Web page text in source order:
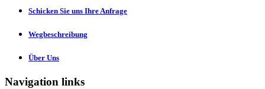
Schicken Sie uns Ihre Anfrage
Wegbeschreibung
Über Uns
Navigation links